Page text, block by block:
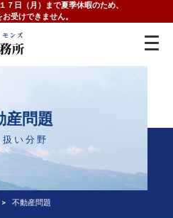
７日（月）まで夏季休暇のため、
受けできません。
産問題
い分野
不動産問題